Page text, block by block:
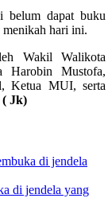
belum dapat buku
menikah hari ini.
Wakil Walikota
Harobin Mustofa,
Ketua MUI, serta
( Jk)
di jendela
di jendela yang